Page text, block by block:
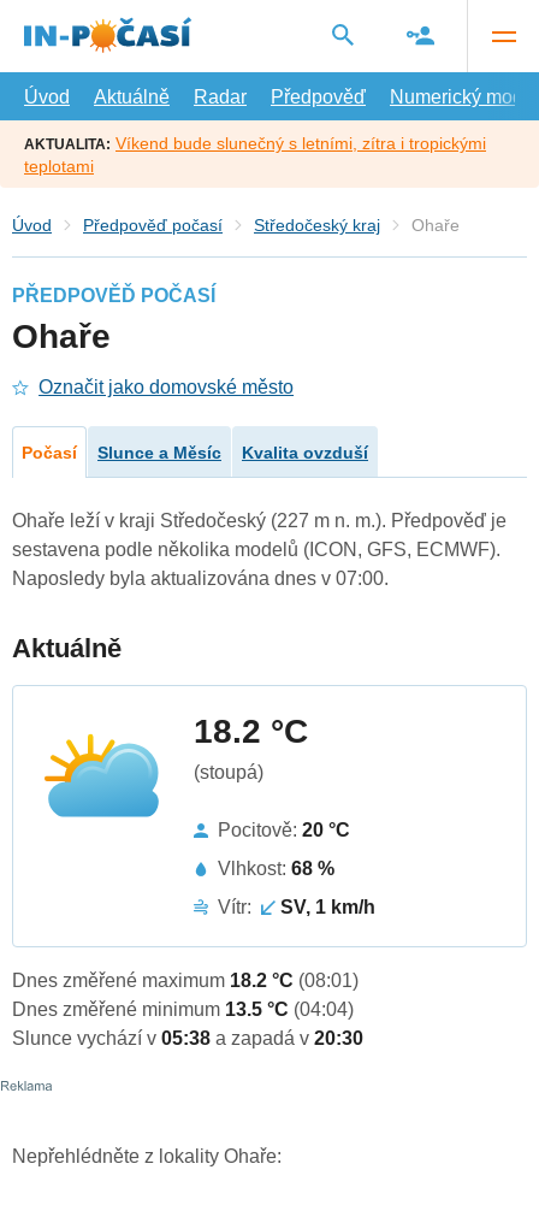
hlavní
Úvod
Aktuálně Radar Předpověď Numerický model
AKTUALITA: Víkend bude slunečný s letními, zítra i tropickými
teplotami
Úvod Předpověď počasí Středočeský kraj Ohaře
PŘEDPOVĚĎ POČASÍ
Ohaře
Označit jako domovské město
Počasí Slunce a Měsíc Kvalita ovzduší
Ohaře leží v kraji Středočeský (227 m n. m.). Předpověď je
sestavena podle několika modelů (ICON, GFS, ECMWF).
Naposledy byla aktualizována dnes v 07:00.
Aktuálně
18.2 °C
(stoupá)
Pocitově: 20 °C
Vlhkost: 68 %
Vítr:
SV, 1 km/h
Dnes změřené maximum 18.2 °C (08:01)
Dnes změřené minimum 13.5 °C (04:04)
Slunce vychází v 05:38 a zapadá v 20:30
Nepřehlédněte z lokality Ohaře: